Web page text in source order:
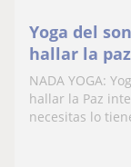
Yoga del
hallar la
NADA YOGA:
hallar la Paz
necesitas lo